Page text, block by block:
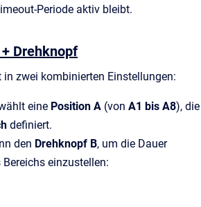
Periode aktiv bleibt.
Drehknopf
zwei kombinierten Einstellungen:
eine Position A (von A1 bis A8), die
definiert.
den Drehknopf B, um die Dauer
einzustellen: